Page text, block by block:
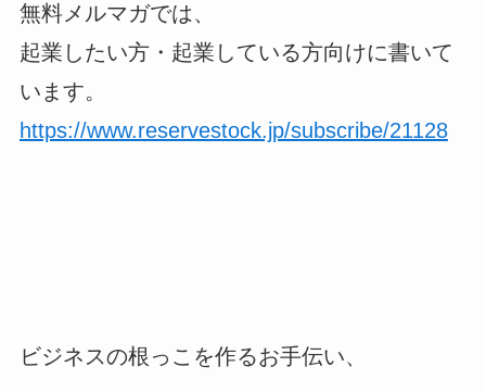
無料メルマガでは、
起業したい方・起業している方向けに書いて
います。
https://www.reservestock.jp/subscribe/21128
ビジネスの根っこを作るお手伝い、